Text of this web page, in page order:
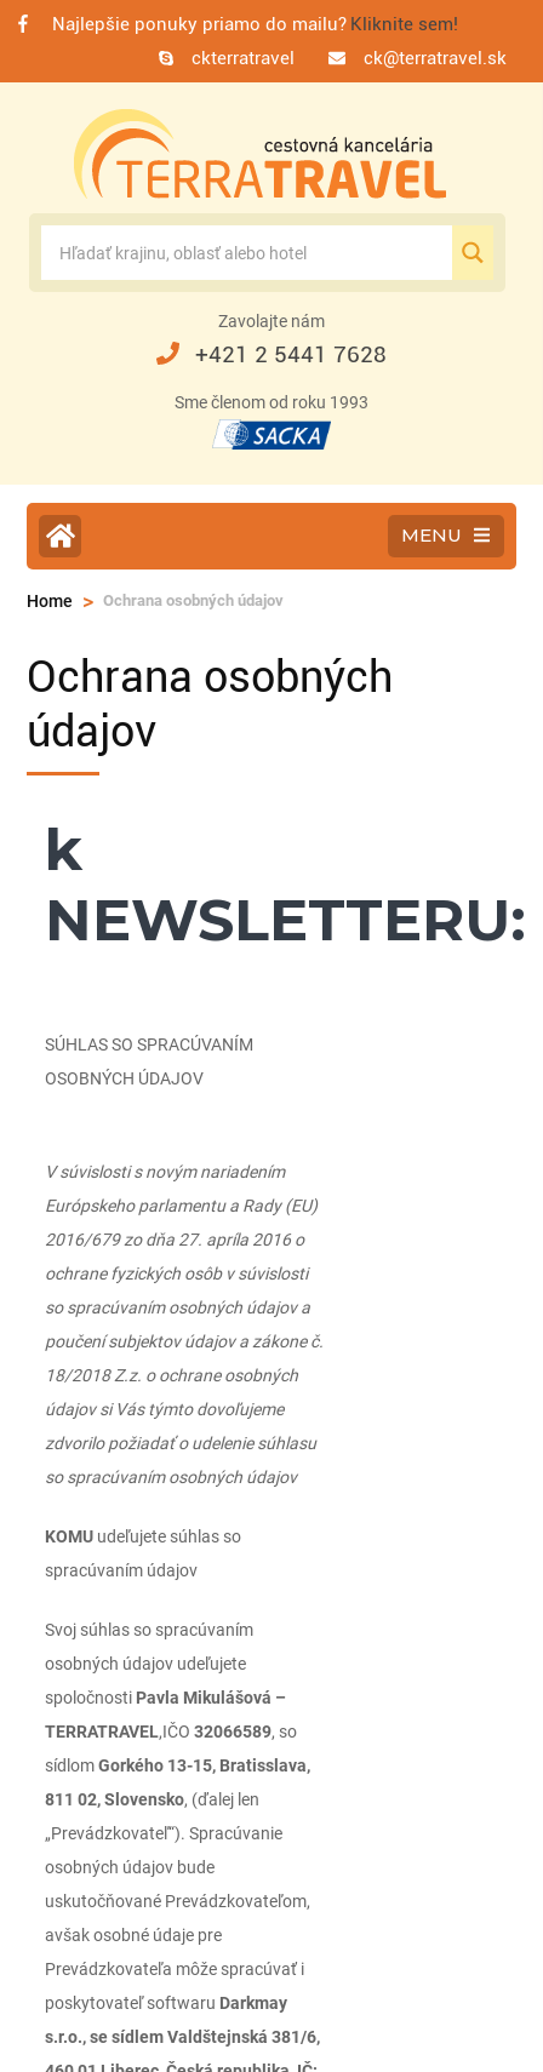
Najlepšie ponuky priamo do mailu? Kliknite sem!
ckterratravel
ck@terratravel.sk
Zavolajte nám
+421 2 5441 7628
Sme členom od roku 1993
MENU
Home > Ochrana osobných údajov
Ochrana osobných
údajov
k
NEWSLETTERU:
SÚHLAS SO SPRACÚVANÍM
OSOBNÝCH ÚDAJOV
V súvislosti s novým nariadením
Európskeho parlamentu a Rady (EU)
2016/679 zo dňa 27. apríla 2016 o
ochrane fyzických osôb v súvislosti
so spracúvaním osobných údajov a
poučení subjektov údajov a zákone č.
18/2018 Z.z. o ochrane osobných
údajov si Vás týmto dovoľujeme
zdvorilo požiadať o udelenie súhlasu
so spracúvaním osobných údajov
KOMU udeľujete súhlas so
spracúvaním údajov
Svoj súhlas so spracúvaním
osobných údajov udeľujete
spoločnosti Pavla Mikulášová –
TERRATRAVEL,IČO 32066589, so
sídlomGorkého 13-15, Bratisslava,
811 02, Slovensko, (ďalej len
„Prevádzkovateľ“). Spracúvanie
osobných údajov bude
uskutočňované Prevádzkovateľom,
avšak osobné údaje pre
Prevádzkovateľa môže spracúvať i
poskytovateľ softwaru Darkmay
s.r.o., se sídlem Valdštejnská 381/6,